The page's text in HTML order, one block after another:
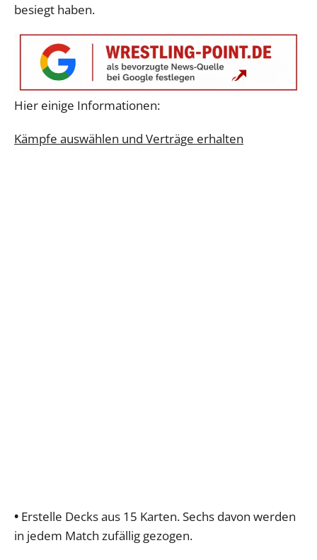
besiegt haben.
Hier einige Informationen:
Kämpfe auswählen und Verträge erhalten
• Erstelle Decks aus 15 Karten. Sechs davon werden
in jedem Match zufällig gezogen.